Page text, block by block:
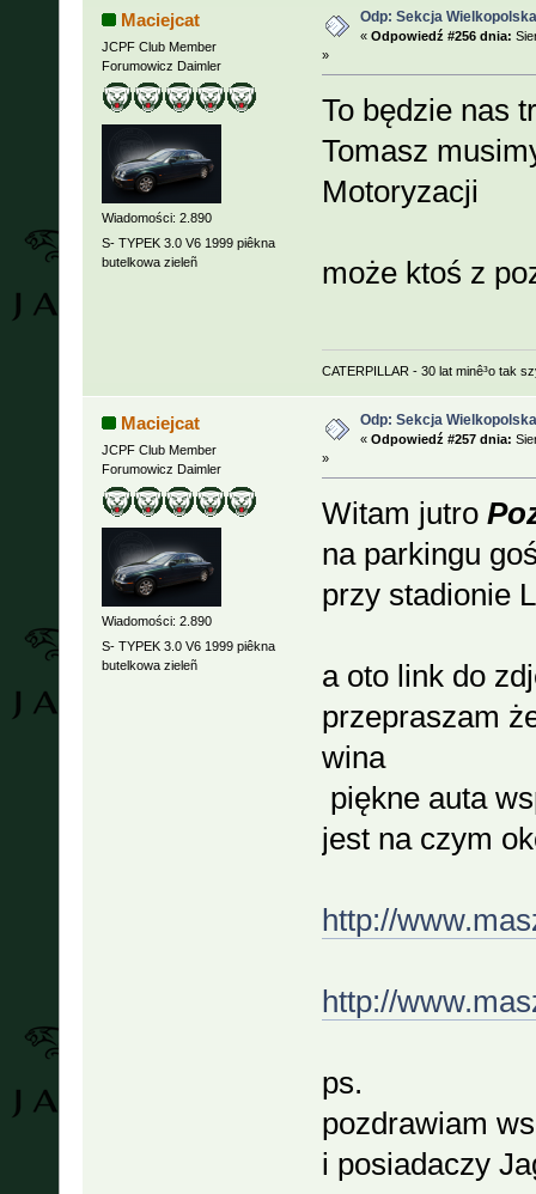
Maciejcat
JCPF Club Member
Forumowicz Daimler
Wiadomości: 2.890
S- TYPEK 3.0 V6 1999 piêkna
butelkowa zieleñ
Odp: Sekcja
« Odpowiedź #256 dnia:
»
To będzie nas
Tomasz
Motoryzacji
może ktoś z
CATERPILLAR - 30 lat minê³o tak
Maciejcat
JCPF Club Member
Forumowicz Daimler
Wiadomości: 2.890
S- TYPEK 3.0 V6 1999 piêkna
butelkowa zieleñ
Odp: Sekcja
« Odpowiedź #257 dnia:
»
Witam jutro
na parkingu
przy stadionie
a oto link do
przepraszam
wina
piękne auta
jest na czym
http://
http://
ps.
pozdrawiam
i posiadaczy